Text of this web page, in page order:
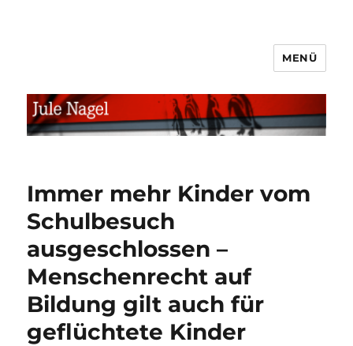
MENÜ
Immer mehr Kinder vom
Schulbesuch
ausgeschlossen –
Menschenrecht auf
Bildung gilt auch für
geflüchtete Kinder